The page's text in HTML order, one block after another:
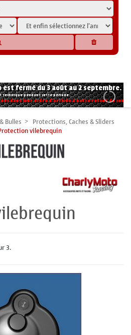
est fermé du 3 août au 2 septembre.
technique pendant cette période.
dans leur ordre d'arrivée à notre retour de
Bulles Protections, Caches & Sliders
vilebrequin
3.